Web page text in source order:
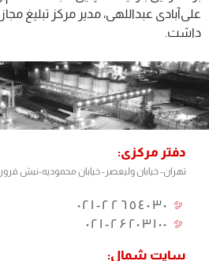
علی‌آبادی عبداللهی، مدیر مرکز تبلیغ
داشت.
دفتر مرکزی:
تهران- خیابان ولیعصر- خیابان محمودیه-نبش
٢٢٦٥٤٠٣٠-٠٢١
۰۲۱-۲۶۲۰۳۱۰۰
سایت شمال: